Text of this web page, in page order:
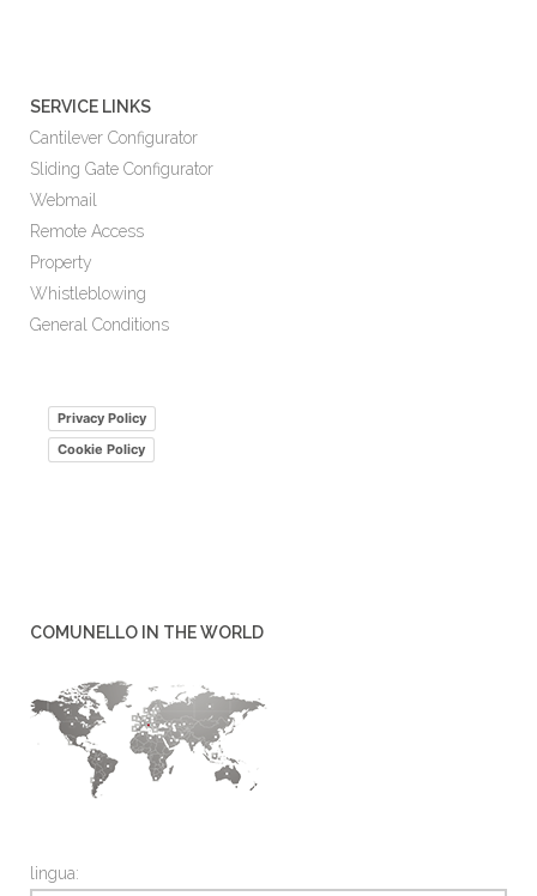
SERVICE LINKS
Cantilever Configurator
Sliding Gate Configurator
Webmail
Remote Access
Property
Whistleblowing
General Conditions
Privacy Policy
Cookie Policy
COMUNELLO IN THE WORLD
lingua: